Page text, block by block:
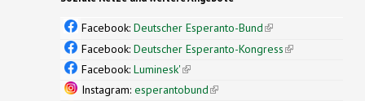
Facebook: Deutscher Esperanto-Bund(link is
external)
Facebook: Deutscher Esperanto-Kongress(link is
Facebook: Luminesk'(link is external)
Instagram: esperantobund(link is external)